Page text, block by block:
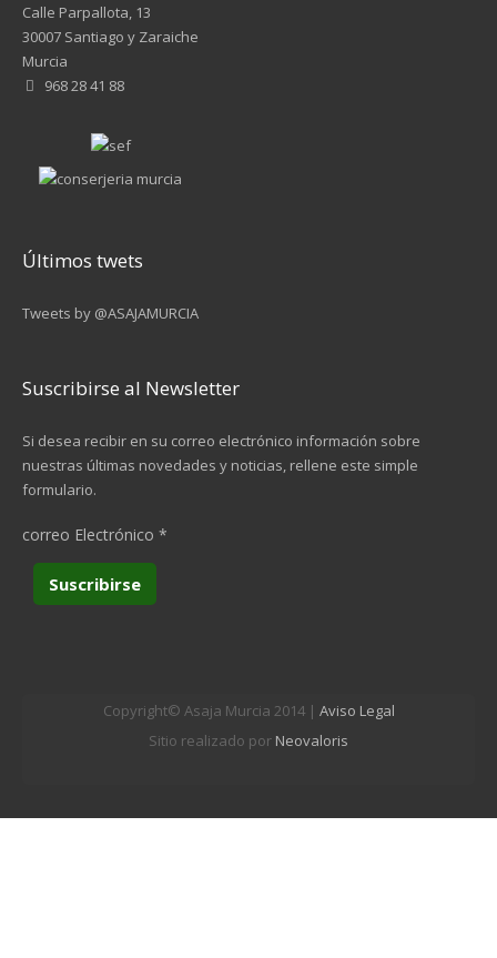
Calle Parpallota, 13
30007 Santiago y Zaraiche
Murcia
968 28 41 88
Últimos twets
Tweets by @ASAJAMURCIA
Suscribirse al Newsletter
Si desea recibir en su correo electrónico información sobre
nuestras últimas novedades y noticias, rellene este simple
formulario.
correo Electrónico *
Copyright© Asaja Murcia 2014 | Aviso Legal
Sitio realizado por Neovaloris